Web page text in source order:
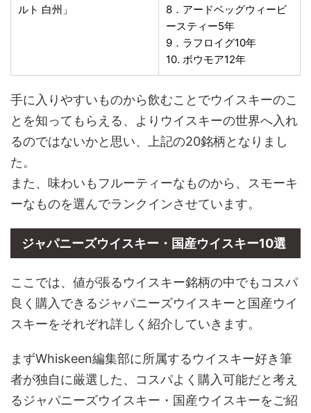
ルト 白州」
8．アードベッグウィービ
ースティー5年
9．ラフロイグ10年
10. ボウモア12年
手に入りやすいものから飲むことでウイスキーのこ
とを知ってもらえる、よりウイスキーの世界へ入れ
るのではないかと思い、上記の20銘柄となりまし
た。
また、味わいもフルーティーなものから、スモーキ
ーなものを選んでランクインさせています。
ジャパニーズウイスキー・国産ウイスキー10選
ここでは、値が張るウイスキー銘柄の中でもコスパ
良く購入できるジャパニーズウイスキーと国産ウイ
スキーをそれぞれ詳しく紹介していきます。
まずWhiskeen編集部に所属するウイスキー好き筆
者が独自に厳選した、コスパよく購入可能だと考え
るジャパニーズウイスキー・国産ウイスキーをご紹